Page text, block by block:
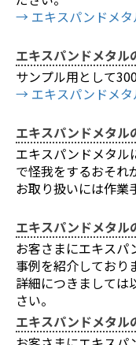
→ エキスパンドメタ
エキスパンドメタル
サンプル用として
→ エキスパンドメタ
エキスパンドメタル
エキスパンドメタル
で怪我をするおそれ
お取り扱いには作業
エキスパンドメタル
お客さまにエキスパ
事例を紹介しており
詳細につきましては
さい。
エキスパンドメタル